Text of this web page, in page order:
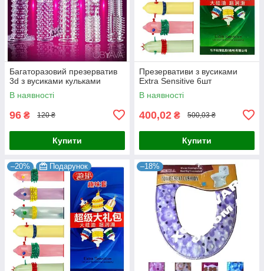
Багаторазовий презерватив
3d з вусиками кульками
В наявності
96 ₴ 120 ₴
Купити
Презервативи з вусиками
Extra Sensitive 6шт
В наявності
400,02 ₴ 500,03 ₴
Купити
–20% Подарунок –18%